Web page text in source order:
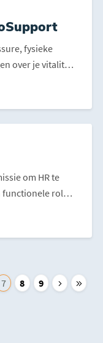
fysieke
over je vitaliteit
om HR te
functionele rol
7 8 9